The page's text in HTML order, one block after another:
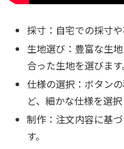
採寸：自宅での採寸や
生地選び：豊富な生
合った生地を選びます
仕様の選択：ボタン
ど、細かな仕様を選択
制作：注文内容に基
す。